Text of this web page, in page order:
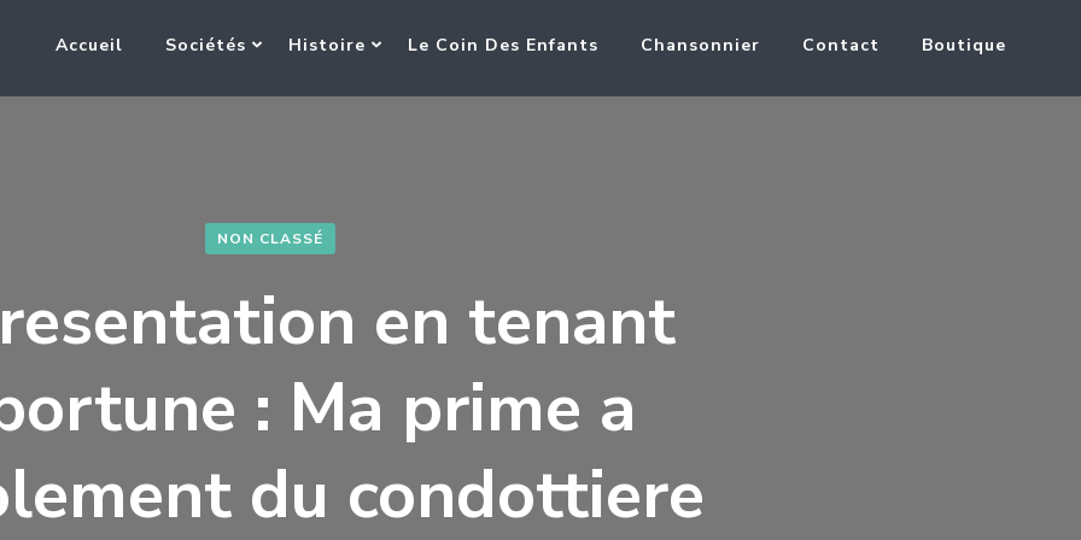
Accueil Sociétés Histoire Le Coin Des Enfants Chansonnier Contact Boutique
NON CLASSÉ
en tenant
: Ma prime a
du condottiere